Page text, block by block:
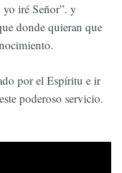
iré Señor”. y
donde quieran que
por el Espíritu e ir
poderoso servicio.